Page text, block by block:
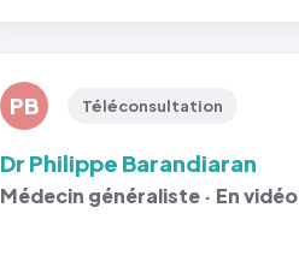
PB Téléconsultation
Dr Philippe Barandiaran
Médecin généraliste · En vidéo